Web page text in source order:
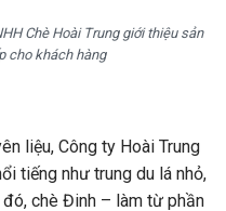
Chè Hoài Trung giới thiệu sản
cho khách hàng
liệu, Công ty Hoài Trung
tiếng như trung du lá nhỏ,
chè Đinh – làm từ phần